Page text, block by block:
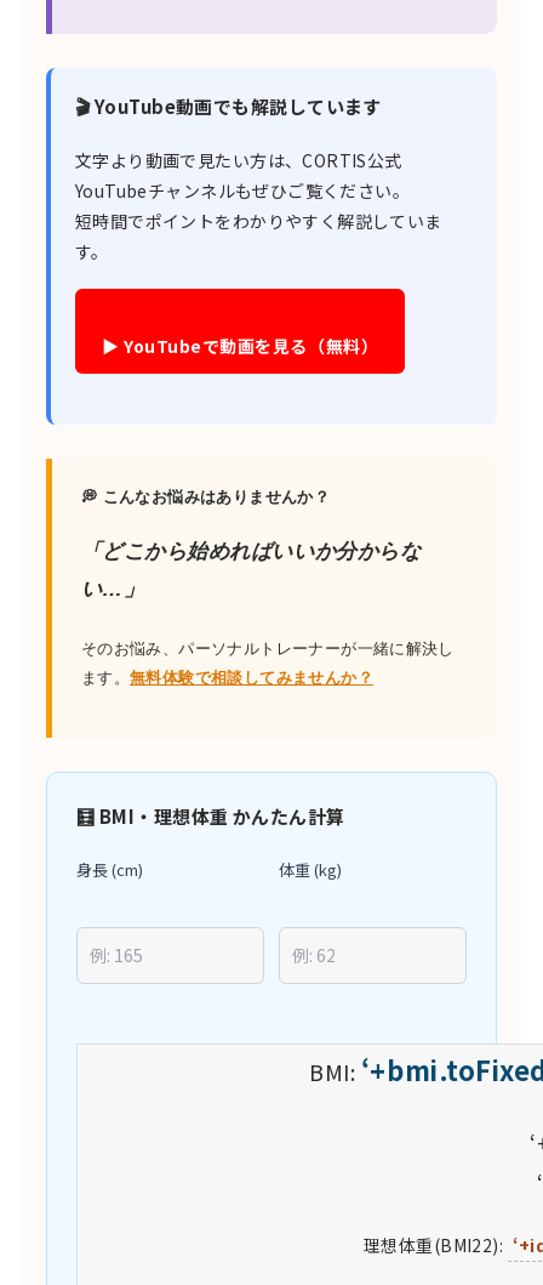
🎬 YouTube動画でも解説しています
文字より動画で見たい方は、CORTIS公式
YouTubeチャンネルもぜひご覧ください。
短時間でポイントをわかりやすく解説していま
す。
▶ YouTubeで動画を見る（無料）
💭 こんなお悩みはありませんか？
「どこから始めればいいか分からな
い…」
そのお悩み、パーソナルトレーナーが一緒に解決し
ます。無料体験で相談してみませんか？
🧮 BMI・理想体重 かんたん計算
身長 (cm) 体重 (kg)
BMI:
‘
理想体重(BMI22):